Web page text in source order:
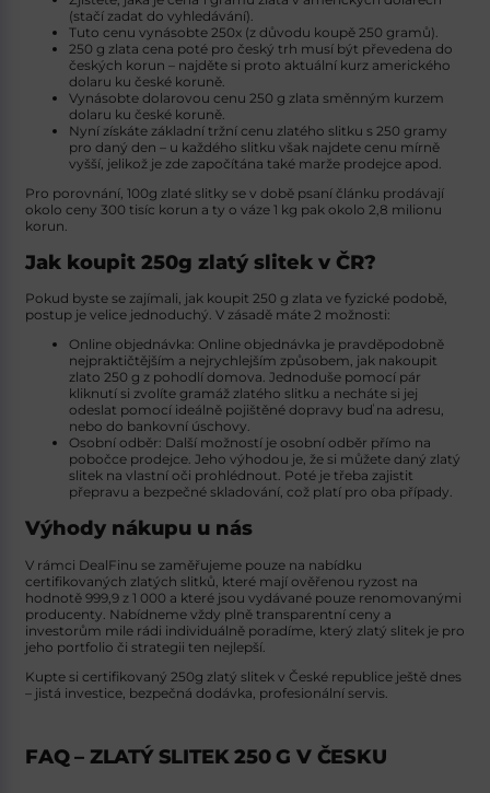
(stačí zadat do vyhledávání).
Tuto cenu vynásobte 250x (z důvodu koupě 250 gramů).
250 g zlata cena poté pro český trh musí být převedena do
českých korun – najděte si proto aktuální kurz amerického
dolaru ku české koruně.
Vynásobte dolarovou cenu 250 g zlata směnným kurzem
dolaru ku české koruně.
Nyní získáte základní tržní cenu zlatého slitku s 250 gramy
pro daný den – u každého slitku však najdete cenu mírně
vyšší, jelikož je zde započítána také marže prodejce apod.
Pro porovnání, 100g zlaté slitky se v době psaní článku prodávají
okolo ceny 300 tisíc korun a ty o váze 1 kg pak okolo 2,8 milionu
korun.
Jak koupit 250g zlatý slitek v ČR?
Pokud byste se zajímali, jak koupit 250 g zlata ve fyzické podobě,
postup je velice jednoduchý. V zásadě máte 2 možnosti:
Online objednávka: Online objednávka je pravděpodobně
nejpraktičtějším a nejrychlejším způsobem, jak nakoupit
zlato 250 g z pohodlí domova. Jednoduše pomocí pár
kliknutí si zvolíte gramáž zlatého slitku a necháte si jej
odeslat pomocí ideálně pojištěné dopravy buď na adresu,
nebo do bankovní úschovy.
Osobní odběr: Další možností je osobní odběr přímo na
pobočce prodejce. Jeho výhodou je, že si můžete daný zlatý
slitek na vlastní oči prohlédnout. Poté je třeba zajistit
přepravu a bezpečné skladování, což platí pro oba případy.
Výhody nákupu u nás
V rámci DealFinu se zaměřujeme pouze na nabídku
certifikovaných zlatých slitků, které mají ověřenou ryzost na
hodnotě 999,9 z 1 000 a které jsou vydávané pouze renomovanými
producenty. Nabídneme vždy plně transparentní ceny a
investorům mile rádi individuálně poradíme, který zlatý slitek je pro
jeho portfolio či strategii ten nejlepší.
Kupte si certifikovaný 250g zlatý slitek v České republice ještě dnes
– jistá investice, bezpečná dodávka, profesionální servis.
FAQ – ZLATÝ SLITEK 250 G V ČESKU